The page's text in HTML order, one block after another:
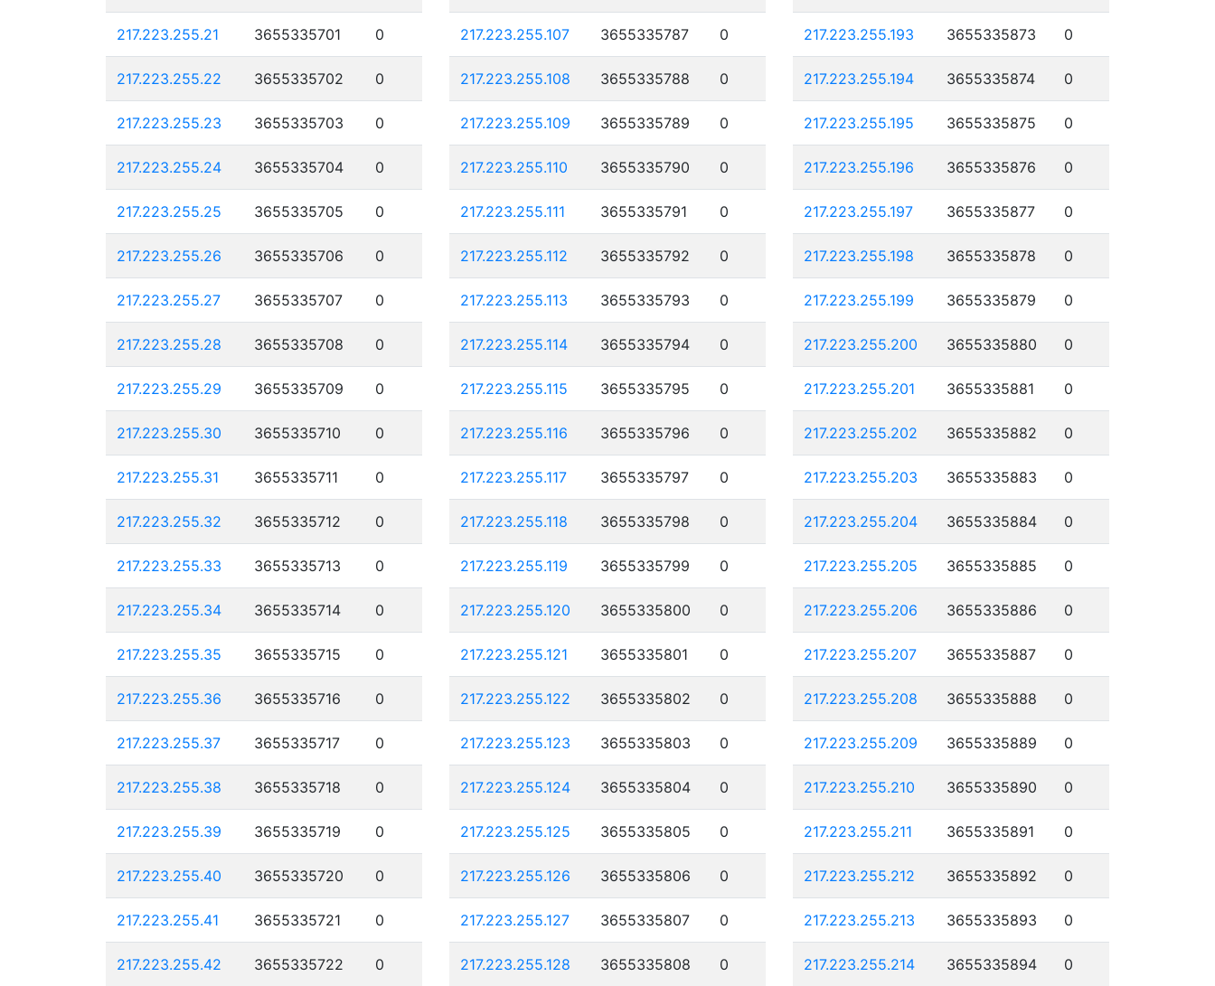
217.223.255.21 3655335701 0
217.223.255.22 3655335702 0
217.223.255.23 3655335703 0
217.223.255.24 3655335704 0
217.223.255.25 3655335705 0
217.223.255.26 3655335706 0
217.223.255.27 3655335707 0
217.223.255.28 3655335708 0
217.223.255.29 3655335709 0
217.223.255.30 3655335710 0
217.223.255.31 3655335711 0
217.223.255.32 3655335712 0
217.223.255.33 3655335713 0
217.223.255.34 3655335714 0
217.223.255.35 3655335715 0
217.223.255.36 3655335716 0
217.223.255.37 3655335717 0
217.223.255.38 3655335718 0
217.223.255.39 3655335719 0
217.223.255.40 3655335720 0
217.223.255.41 3655335721 0
217.223.255.42 3655335722 0
217.223.255.107 3655335787 0
217.223.255.108 3655335788 0
217.223.255.109 3655335789 0
217.223.255.110 3655335790 0
217.223.255.111 3655335791 0
217.223.255.112 3655335792 0
217.223.255.113 3655335793 0
217.223.255.114 3655335794 0
217.223.255.115 3655335795 0
217.223.255.116 3655335796 0
217.223.255.117 3655335797 0
217.223.255.118 3655335798 0
217.223.255.119 3655335799 0
217.223.255.120 3655335800 0
217.223.255.121 3655335801 0
217.223.255.122 3655335802 0
217.223.255.123 3655335803 0
217.223.255.124 3655335804 0
217.223.255.125 3655335805 0
217.223.255.126 3655335806 0
217.223.255.127 3655335807 0
217.223.255.128 3655335808 0
217.223.255.193 3655335873 0
217.223.255.194 3655335874 0
217.223.255.195 3655335875 0
217.223.255.196 3655335876 0
217.223.255.197 3655335877 0
217.223.255.198 3655335878 0
217.223.255.199 3655335879 0
217.223.255.200 3655335880 0
217.223.255.201 3655335881 0
217.223.255.202 3655335882 0
217.223.255.203 3655335883 0
217.223.255.204 3655335884 0
217.223.255.205 3655335885 0
217.223.255.206 3655335886 0
217.223.255.207 3655335887 0
217.223.255.208 3655335888 0
217.223.255.209 3655335889 0
217.223.255.210 3655335890 0
217.223.255.211 3655335891 0
217.223.255.212 3655335892 0
217.223.255.213 3655335893 0
217.223.255.214 3655335894 0